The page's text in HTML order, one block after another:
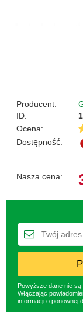
Producent:
ID:
Ocena:
Dostępność:
Nasza cena:
Powyższe dane nie
Włączając
informacji o ponownej